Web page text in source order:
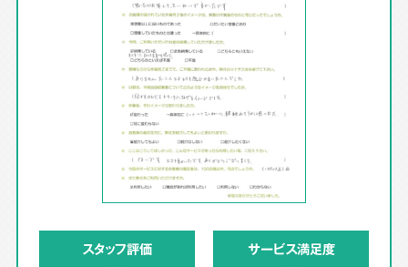
スタッフ評価 サービス満足度